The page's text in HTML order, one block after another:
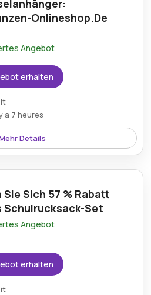
zu finden.
Onlineshop.De
Angebot
erhalten
a 7 heures
Details
im Schulranzen-
% Rabatt und damit eine
deutlich reduziert zu
Sich 57 % Rabatt
Schulrucksack-Set
Angebot
erhalten